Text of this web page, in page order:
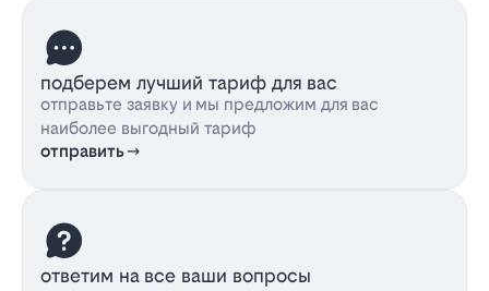
подберем лучший тариф для вас
отправьте заявку и мы предложим для вас
наиболее выгодный тариф
отправить
ответим на все ваши вопросы